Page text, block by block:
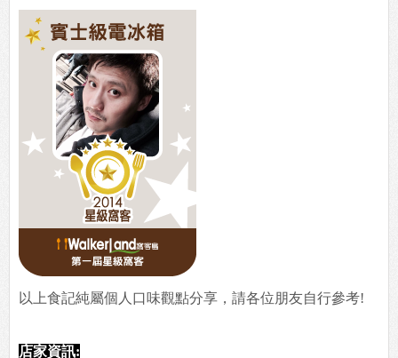
以上食記純屬個人口味觀點分享，請各位朋友自行參考!
店家資訊: